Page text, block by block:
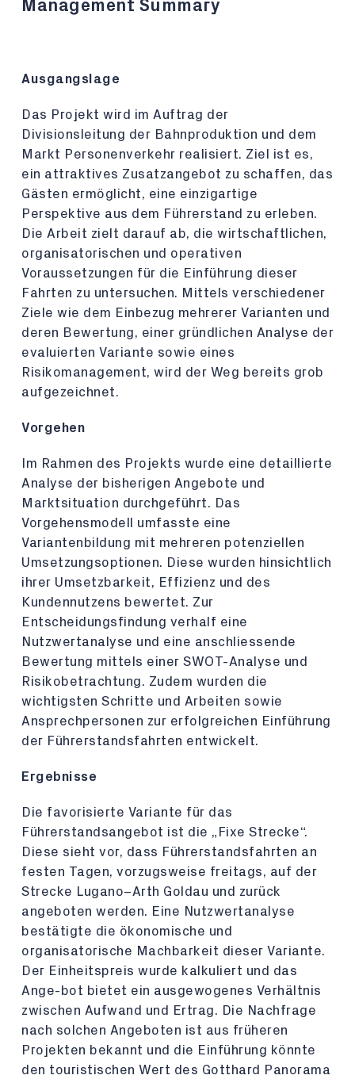
Management Summary
Ausgangslage
Das Projekt wird im Auftrag der
Divisionsleitung der Bahnproduktion und dem
Markt Personenverkehr realisiert. Ziel ist es,
ein attraktives Zusatzangebot zu schaffen, das
Gästen ermöglicht, eine einzigartige
Perspektive aus dem Führerstand zu erleben.
Die Arbeit zielt darauf ab, die wirtschaftlichen,
organisatorischen und operativen
Voraussetzungen für die Einführung dieser
Fahrten zu untersuchen. Mittels verschiedener
Ziele wie dem Einbezug mehrerer Varianten und
deren Bewertung, einer gründlichen Analyse der
evaluierten Variante sowie eines
Risikomanagement, wird der Weg bereits grob
aufgezeichnet.
Vorgehen
Im Rahmen des Projekts wurde eine detaillierte
Analyse der bisherigen Angebote und
Marktsituation durchgeführt. Das
Vorgehensmodell umfasste eine
Variantenbildung mit mehreren potenziellen
Umsetzungsoptionen. Diese wurden hinsichtlich
ihrer Umsetzbarkeit, Effizienz und des
Kundennutzens bewertet. Zur
Entscheidungsfindung verhalf eine
Nutzwertanalyse und eine anschliessende
Bewertung mittels einer SWOT-Analyse und
Risikobetrachtung. Zudem wurden die
wichtigsten Schritte und Arbeiten sowie
Ansprechpersonen zur erfolgreichen Einführung
der Führerstandsfahrten entwickelt.
Ergebnisse
Die favorisierte Variante für das
Führerstandsangebot ist die „Fixe Strecke“.
Diese sieht vor, dass Führerstandsfahrten an
festen Tagen, vorzugsweise freitags, auf der
Strecke Lugano–Arth Goldau und zurück
angeboten werden. Eine Nutzwertanalyse
bestätigte die ökonomische und
organisatorische Machbarkeit dieser Variante.
Der Einheitspreis wurde kalkuliert und das
Ange-bot bietet ein ausgewogenes Verhältnis
zwischen Aufwand und Ertrag. Die Nachfrage
nach solchen Angeboten ist aus früheren
Projekten bekannt und die Einführung könnte
den touristischen Wert des Gotthard Panorama